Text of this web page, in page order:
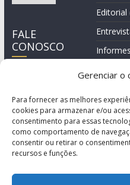
Gerenciar o
Para fornecer as melhores
cookies para armazenar e/ou
consentimento para essas
como comportamento de
consentir ou retirar o
recursos e funções.
FALE
CONOSCO
Editorial
Informes